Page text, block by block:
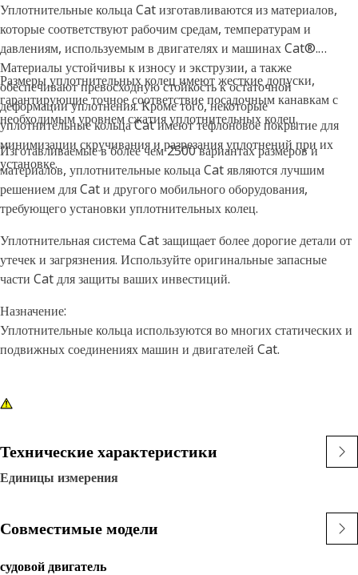
Уплотнительные кольца Cat изготавливаются из материалов,
которые соответствуют рабочим средам, температурам и
давлениям, используемым в двигателях и машинах Cat®.
Материалы устойчивы к износу и экструзии, а также
обеспечивают превосходную стойкость к остаточной
деформации уплотнения. Кроме того, некоторые
уплотнительные кольца Cat имеют тефлоновое покрытие для
минимизации скручивания и разрезания уплотнений при их
установке.
Размеры уплотнительных колец имеют жесткие допуски,
гарантирующие точное соответствие посадочным канавкам с
необходимым уровнем сжатия уплотнительных колец.
Изготавливаемые в более чем 2500 вариантах размеров и
материалов, уплотнительные кольца Cat являются лучшим
решением для Cat и другого мобильного оборудования,
требующего установки уплотнительных колец.
Уплотнительная система Cat защищает более дорогие детали от
утечек и загрязнения. Используйте оригинальные запасные
части Cat для защиты ваших инвестиций.
Назначение:
Уплотнительные кольца используются во многих статических и
подвижных соединениях машин и двигателей Cat.
Технические характеристики
Единицы измерения
Совместимые модели
судовой двигатель